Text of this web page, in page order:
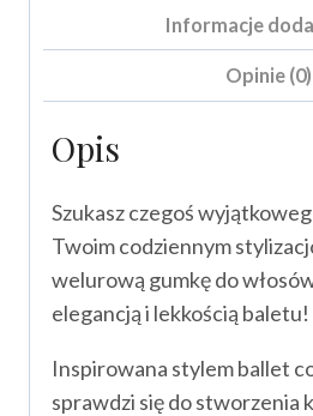
Informacje
Opinie (0)
Opis
Szukasz czegoś
Twoim codziennym
welurową gumkę do
elegancją i lekkością baletu!
Inspirowana stylem ballet
sprawdzi się do stworzenia